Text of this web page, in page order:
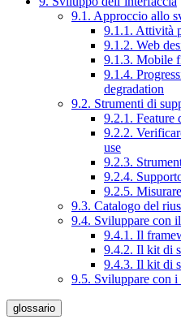
9.1. Approccio allo
9.1.1. Attività
9.1.2. Web
9.1.3. Mobile
9.1.4.
degradation
9.2. Strumenti di
9.2.1. Feature
9.2.2.
use
9.2.3.
9.2.4.
9.2.5.
9.3. Catalogo del
9.4. Sviluppare con
9.4.1. Il
9.4.2. Il kit di
9.4.3. Il kit di
9.5. Sviluppare con
glossario